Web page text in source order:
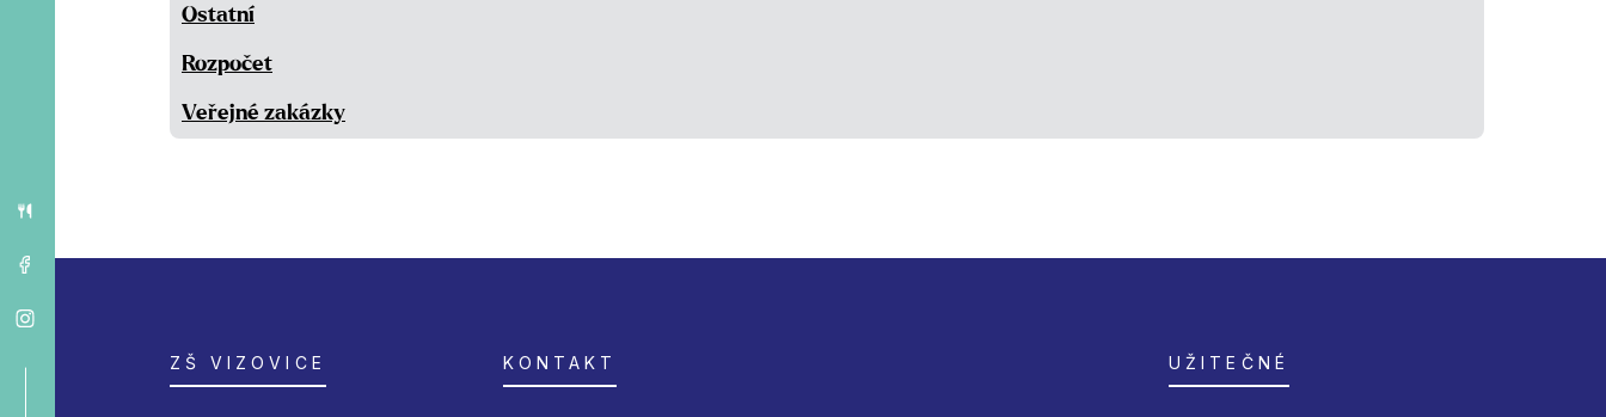
Ostatní
Rozpočet
Veřejné zakázky
ZŠ VIZOVICE KONTAKT UŽITEČNÉ